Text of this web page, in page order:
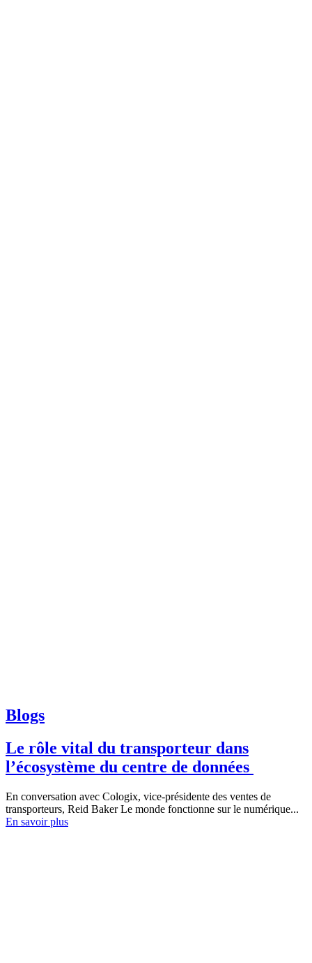
Blogs
Le rôle vital du transporteur dans
l’écosystème du centre de données
En conversation avec Cologix, vice-présidente des ventes de
transporteurs, Reid Baker Le monde fonctionne sur le numérique...
En savoir plus